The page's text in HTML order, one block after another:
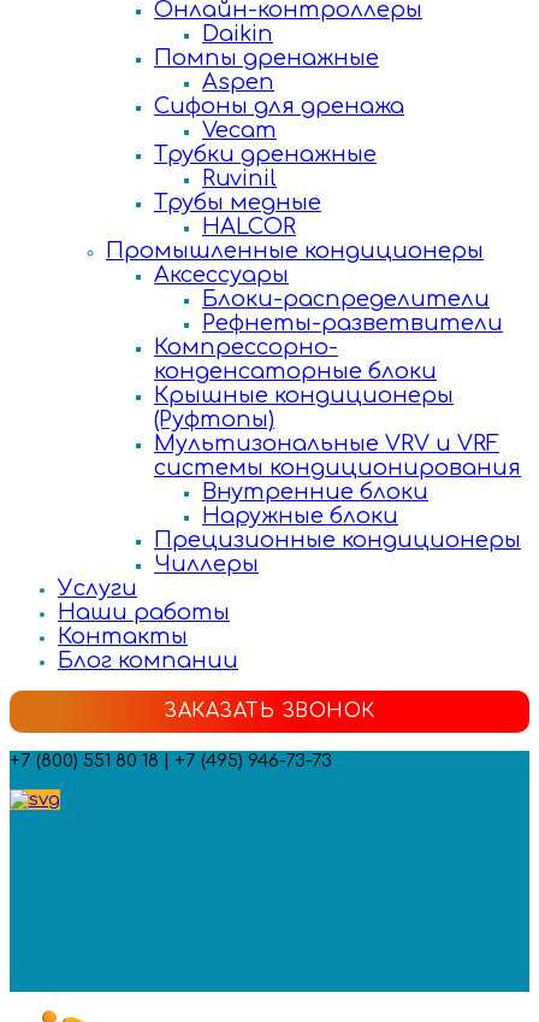
Онлайн-контроллеры
Daikin
Помпы дренажные
Aspen
Сифоны для дренажа
Vecam
Трубки дренажные
Ruvinil
Трубы медные
HALCOR
Промышленные кондиционеры
Аксессуары
Блоки-распределители
Рефнеты-разветвители
Компрессорно-
конденсаторные блоки
Крышные кондиционеры
(Руфтопы)
Мультизональные VRV и VRF
системы кондиционирования
Внутренние блоки
Наружные блоки
Прецизионные кондиционеры
Чиллеры
Услуги
Наши работы
Контакты
Блог компании
ЗАКАЗАТЬ ЗВОНОК
+7 (800) 551 80 18 | +7 (495) 946-73-73